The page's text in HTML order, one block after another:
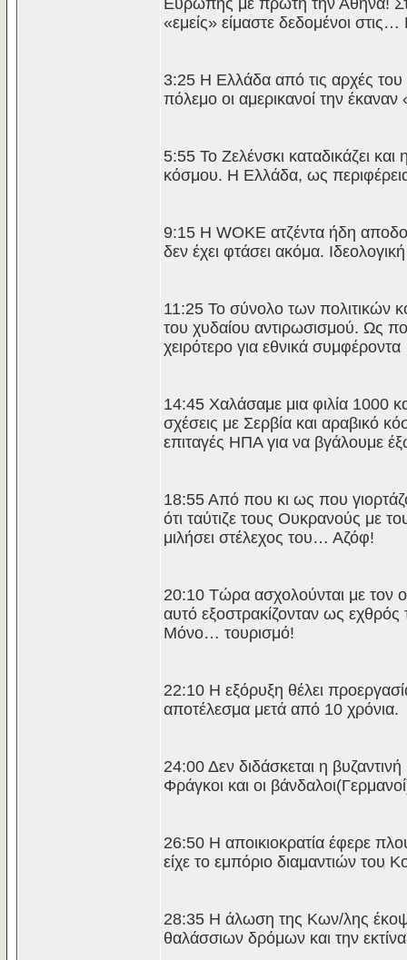
Ευρώπης με πρώτη την Αθήνα!
«εμείς» είμαστε δεδομένοι
3:25 Η Ελλάδα από τις αρχές του
πόλεμο οι αμερικανοί την
5:55 Το Ζελένσκι καταδικάζει
κόσμου. Η Ελλάδα, ως
9:15 Η WOKE ατζέντα ήδη
δεν έχει φτάσει ακόμα.
11:25 Το σύνολο των πολιτικών
του χυδαίου αντιρωσισμού. Ως
χειρότερο για εθνικά συμφέροντα
14:45 Χαλάσαμε μια φιλία 1000
σχέσεις με Σερβία και αραβικό
επιταγές ΗΠΑ για να βγάλουμε
18:55 Από που κι ως που
ότι ταύτιζε τους Ουκρανούς με
μιλήσει στέλεχος του… Αζόφ!
20:10 Τώρα ασχολούνται με τον
αυτό εξοστρακίζονταν ως
Μόνο… τουρισμό!
22:10 Η εξόρυξη θέλει
αποτέλεσμα μετά από 10 χρόνια.
24:00 Δεν διδάσκεται η
Φράγκοι και οι
26:50 Η αποικιοκρατία έφερε
είχε το εμπόριο διαμαντιών του
28:35 Η άλωση της Κων/λης
θαλάσσιων δρόμων και την